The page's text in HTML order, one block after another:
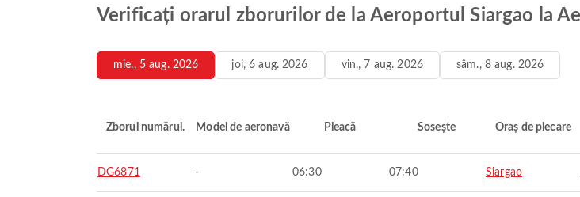
Verificați orarul zborurilor de la Aeroportul Siargao la
mie., 5 aug. 2026 joi, 6 aug. 2026 vin., 7 aug. 2026 sâm., 8 aug. 2026
Zborul numărul. Model de aeronavă Pleacă Sosește Oraș de plecare
DG6871 - 06:30 07:40 Siargao